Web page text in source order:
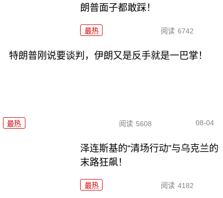
朗普面子都敢踩！
最热 阅读 6742
特朗普刚说要谈判，伊朗又是反手就是一巴掌！
最热 阅读 5608 08-04
泽连斯基的“清场行动”与乌克兰的
末路狂飙！
最热 阅读 4182